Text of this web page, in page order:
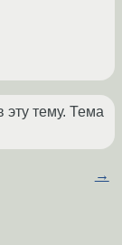
тему. Тема
→